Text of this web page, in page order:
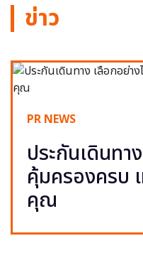
ข่าว
PR NEWS
ประกันเดินทา
คุ้มครองครบ
คุณ